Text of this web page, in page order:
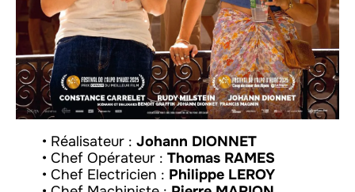
• Réalisateur : Johann DIONNET
• Chef Opérateur : Thomas RAMES
• Chef Electricien : Philippe LEROY